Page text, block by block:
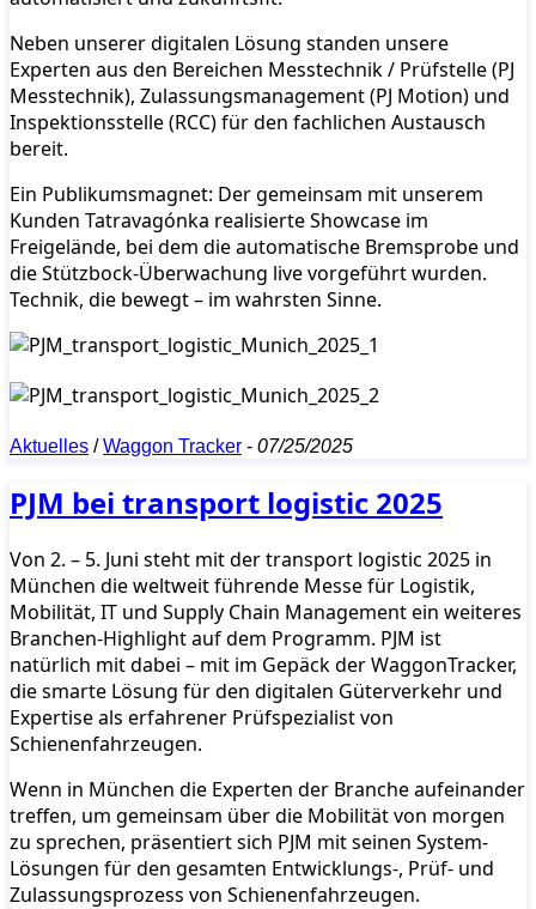
Neben unserer digitalen Lösung standen unsere
Experten aus den Bereichen Messtechnik / Prüfstelle (PJ
Messtechnik), Zulassungsmanagement (PJ Motion) und
Inspektionsstelle (RCC) für den fachlichen Austausch
bereit.
Ein Publikumsmagnet: Der gemeinsam mit unserem
Kunden Tatravagónka realisierte Showcase im
Freigelände, bei dem die automatische Bremsprobe und
die Stützbock-Überwachung live vorgeführt wurden.
Technik, die bewegt – im wahrsten Sinne.
Aktuelles /Waggon Tracker - 07/25/2025
PJM bei transport logistic 2025
Von 2. – 5. Juni steht mit der transport logistic 2025 in
München die weltweit führende Messe für Logistik,
Mobilität, IT und Supply Chain Management ein weiteres
Branchen-Highlight auf dem Programm. PJM ist
natürlich mit dabei – mit im Gepäck der WaggonTracker,
die smarte Lösung für den digitalen Güterverkehr und
Expertise als erfahrener Prüfspezialist von
Schienenfahrzeugen.
Wenn in München die Experten der Branche aufeinander
treffen, um gemeinsam über die Mobilität von morgen
zu sprechen, präsentiert sich PJM mit seinen System-
Lösungen für den gesamten Entwicklungs-, Prüf- und
Zulassungsprozess von Schienenfahrzeugen.